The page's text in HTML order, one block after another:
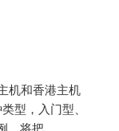
机和香港主机
型，入门型、
，将把